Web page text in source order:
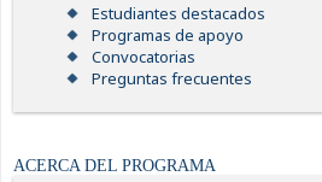
Estudiantes destacados
Programas de apoyo
Convocatorias
Preguntas frecuentes
ACERCA DEL PROGRAMA